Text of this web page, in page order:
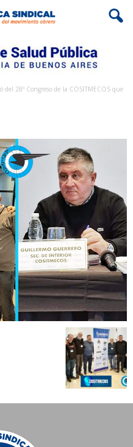
del 28º Congreso de la COSITMECOS que